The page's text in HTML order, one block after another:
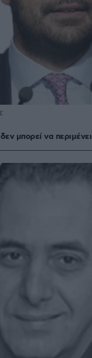
μπορεί να περιμένει